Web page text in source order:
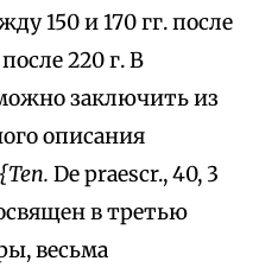
150 и 170 гг. после
220 г. В
заключить из
описания
{Теп. De praescr., 40, 3
в третью
весьма